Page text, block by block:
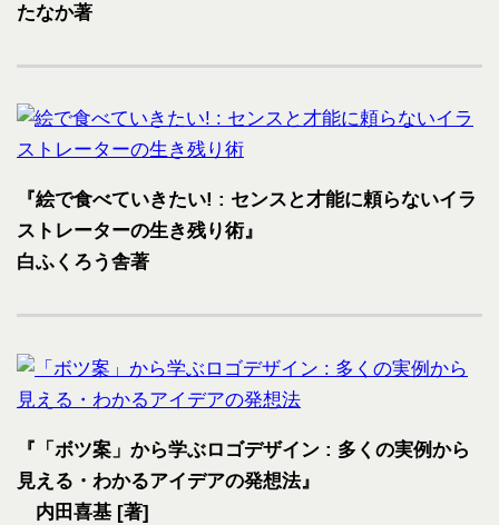
たなか著
『絵で食べていきたい! : センスと才能に頼らないイラ
ストレーターの生き残り術』
白ふくろう舎著
『「ボツ案」から学ぶロゴデザイン : 多くの実例から
見える・わかるアイデアの発想法』
内田喜基 [著]